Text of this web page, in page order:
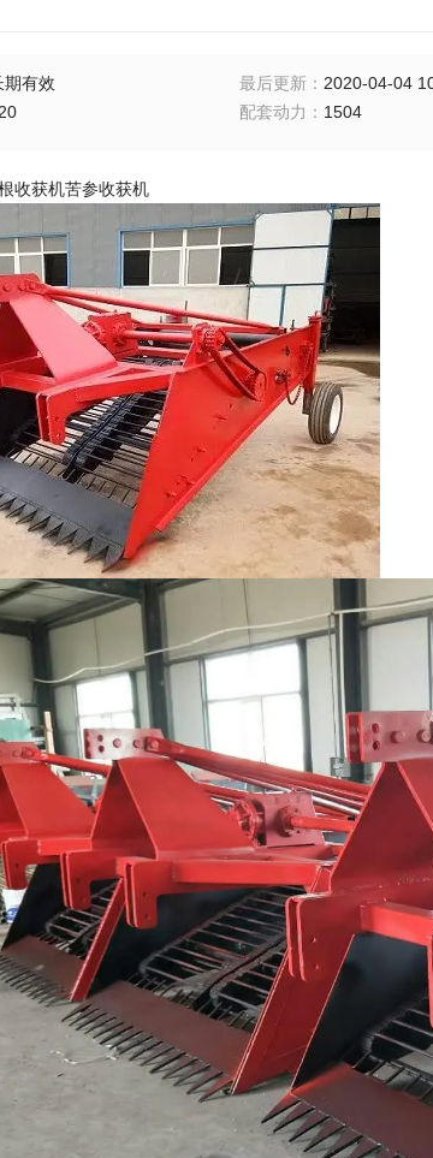
期有效 最后更新： 2020-04-04
配套动力 ： 1504
收获机苦参收获机